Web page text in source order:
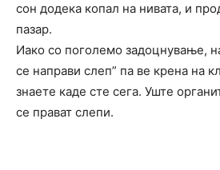
сон додека копал на нивата, и
пазар.
Иако со поголемо задоцнување,
се направи слеп” па ве крена на
знаете каде сте сега. Уште
се прават слепи.